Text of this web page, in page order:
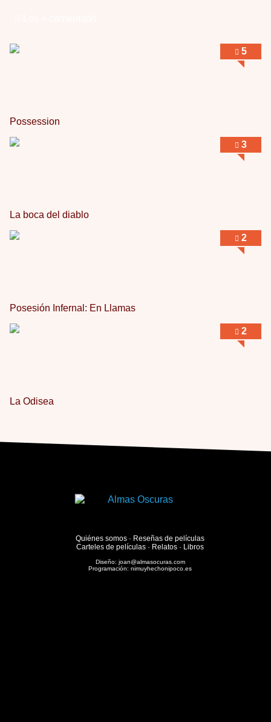
5
Possession
3
La boca del diablo
2
Posesión Infernal: En Llamas
2
La Odisea
Quiénes somos · Reseñas de películas
Carteles de películas · Relatos · Libros
Diseño: joan@almasocuras.com
Programación:nimuyhechonipoco.es